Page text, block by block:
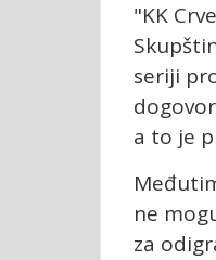
"KK
seriji
a to je
ne
za